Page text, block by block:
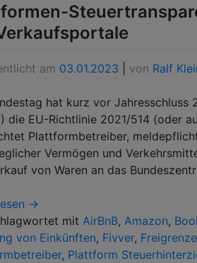
am 03.01.2023 von Ralf
hat kurz vor
die EU-Richtlinie 2021/514 (oder
Plattformbetreiber,
Vermögen und
von Waren an das
→
mit AirBnB, Amazon,
von Einkünften, Fivver,
, Plattform